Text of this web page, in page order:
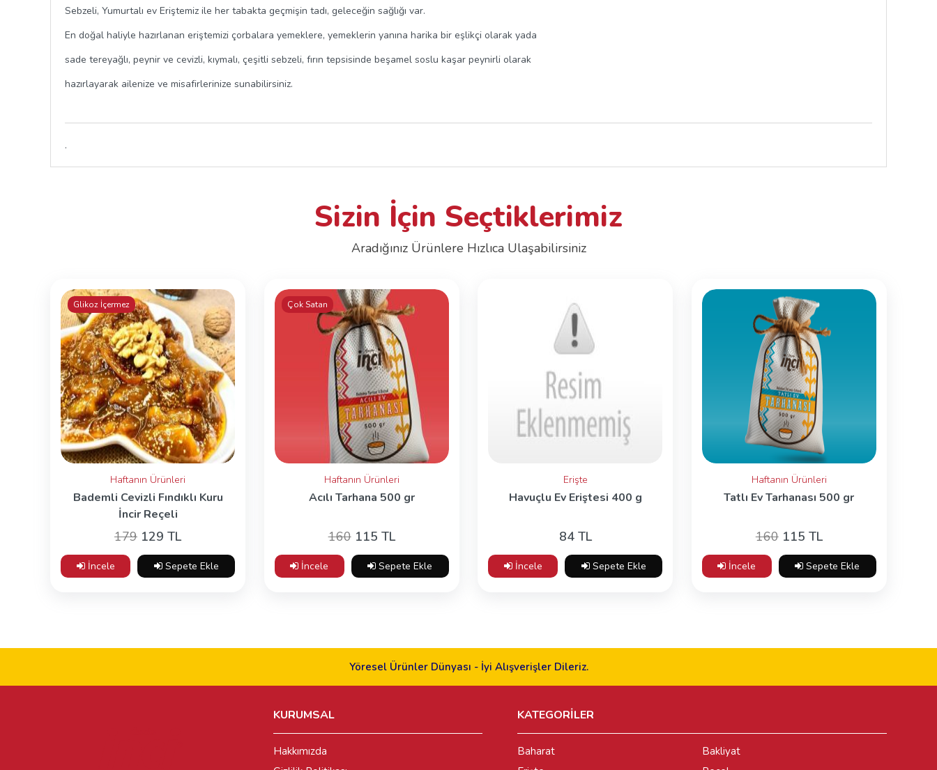
Sebzeli, Yumurtalı ev Eriştemiz ile her tabakta geçmişin tadı, geleceğin sağlığı var.
En doğal haliyle hazırlanan eriştemizi çorbalara yemeklere, yemeklerin yanına harika bir eşlikçi olarak yada
sade tereyağlı, peynir ve cevizli, kıymalı, çeşitli sebzeli, fırın tepsisinde beşamel soslu kaşar peynirli olarak
hazırlayarak ailenize ve misafirlerinize sunabilirsiniz.
.
Sizin İçin Seçtiklerimiz
Aradığınız Ürünlere Hızlıca Ulaşabilirsiniz
Glikoz İçermez
Haftanın Ürünleri
Bademli Cevizli Fındıklı Kuru
İncir Reçeli
179 129 TL
İncele Sepete Ekle
Çok Satan
Haftanın Ürünleri
Acılı Tarhana 500 gr
160115 TL
İncele Sepete Ekle
Erişte
Havuçlu Ev Eriştesi 400 g
84 TL
İncele Sepete Ekle
Haftanın Ürünleri
Tatlı Ev Tarhanası 500 gr
160115 TL
İncele Sepete Ekle
Yöresel Ürünler Dünyası - İyi Alışverişler Dileriz.
KURUMSAL
Hakkımızda
KATEGORİLER
Baharat
Bakliyat